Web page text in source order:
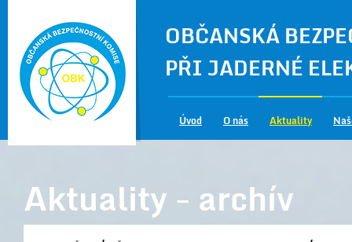
OBČANSKÁ
PŘI JADERNÉ
Úvod O nás Aktuality
Aktuality - archív